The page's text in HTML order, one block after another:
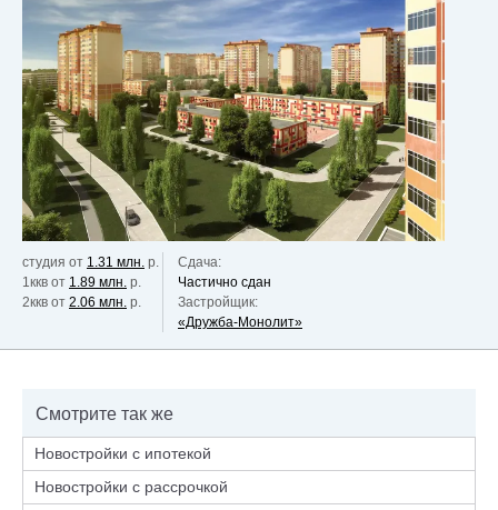
студия от 1.31 млн. р.
1ккв от 1.89 млн. р.
2ккв от 2.06 млн. р.
Сдача:
Частично сдан
Застройщик:
«Дружба-Монолит»
Смотрите так же
Новостройки с ипотекой
Новостройки с рассрочкой